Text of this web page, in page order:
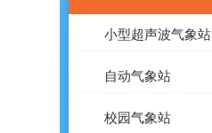
小型超声波气象站
自动气象站
校园气象站